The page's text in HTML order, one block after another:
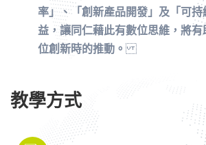
率」、「創新產品開發」及「可
益，讓同仁藉此有數位思維，將
位創新時的推動。
教學方式